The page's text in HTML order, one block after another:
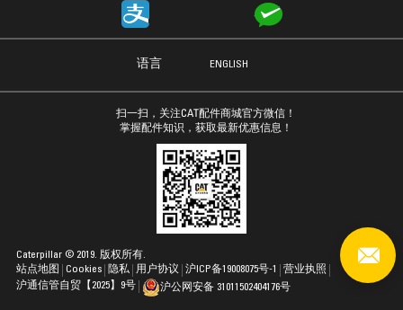
语言 ENGLISH
扫一扫，关注CAT配件商城官方微信！
掌握配件知识，获取最新优惠信息！
站点地图 Cookies 隐私 用户协议
Caterpillar © 2019. 版权所有.
沪ICP备19008075号-1
营业执照
沪通信管自贸【2025】9号
沪公网安备 31011502404176号